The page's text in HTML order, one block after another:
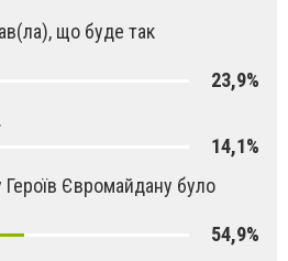
що буде так
23,9%
14,1%
Героїв Євромайдану було
54,9%